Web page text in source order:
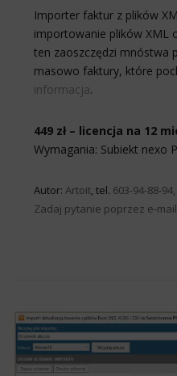
Importer faktur z plików
importowanie plików XML
ten zaoszczędzi mnóstwa
masowo faktury, które
informacja.
449 zł – licencja na 12
Wymagania: Subiekt nexo
Autor: Artoit, tel. 603-94-88-
Zadaj pytanie poprzez e-mail